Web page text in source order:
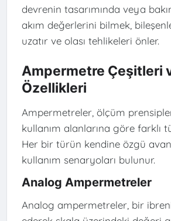
devrenin tasarımında veya
akım değerlerini bilmek,
uzatır ve olası tehlikeleri önler.
Ampermetre Çeşitleri
Özellikleri
Ampermetreler, ölçüm
kullanım alanlarına göre farklı
Her bir türün kendine özgü
kullanım senaryoları bulunur.
Analog Ampermetreler
Analog ampermetreler, bir